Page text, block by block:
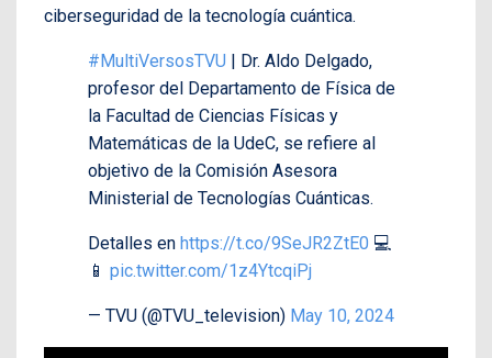
ciberseguridad de la tecnología cuántica.
#MultiVersosTVU | Dr. Aldo Delgado,
profesor del Departamento de Física de
la Facultad de Ciencias Físicas y
Matemáticas de la UdeC, se refiere al
objetivo de la Comisión Asesora
Ministerial de Tecnologías Cuánticas.
Detalles en https://t.co/9SeJR2ZtE0 💻
📱 pic.twitter.com/1z4YtcqiPj
— TVU (@TVU_television) May 10, 2024